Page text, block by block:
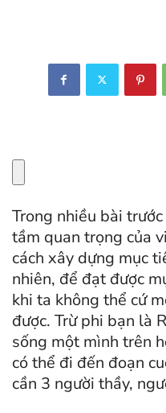
Trong nhiều bài
tầm quan trọng của
cách xây dựng mục
nhiên, để đạt được
khi ta không thể cứ
được. Trừ phi bạn là
sống một mình trên
có thể đi đến đoạn
cần 3 người thầy,